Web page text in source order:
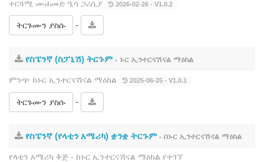
ተርጓሚ ሙሐመድ ዒሳ ጋሪሲያ 2026-02-26 - V1.0.2
ትርጉሙን ያስሱ -
የስፔንኛ (ስፓኒሽ) ትርጉም- ኑር ኢንተርናሽናል ማዕከል
ምንጭ ከኑር ኢንተርናሽናል ማዕከል 2025-06-25 - V1.0.1
ትርጉሙን ያስሱ -
የስፔንኛ (የላቲን አሜሪካ) ቋንቋ ትርጉም- በኑር ኢንተርናሽናል ማዕከል
የላቲን አሜሪካ ቅጅ - ከኑር ኢንተርናሽናል ማዕከል የተገኘ